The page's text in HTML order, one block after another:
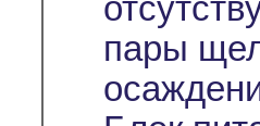
пары